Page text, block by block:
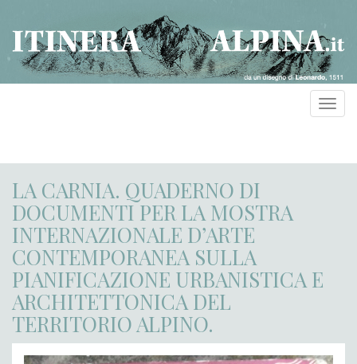
LA CARNIA. QUADERNO DI
DOCUMENTI PER LA MOSTRA
INTERNAZIONALE D’ARTE
CONTEMPORANEA SULLA
PIANIFICAZIONE URBANISTICA E
ARCHITETTONICA DEL
TERRITORIO ALPINO.